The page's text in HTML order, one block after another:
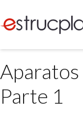
SERVICIOS
Higiene y Seguridad
Medio Ambiente
NOVEDADES
INGRESAR
Aparatos
Parte 1